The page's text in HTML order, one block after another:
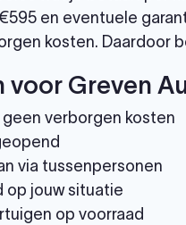
en eventuele
kosten. Daardoor
voor Greven
verborgen kosten
via tussenpersonen
op jouw situatie
op voorraad